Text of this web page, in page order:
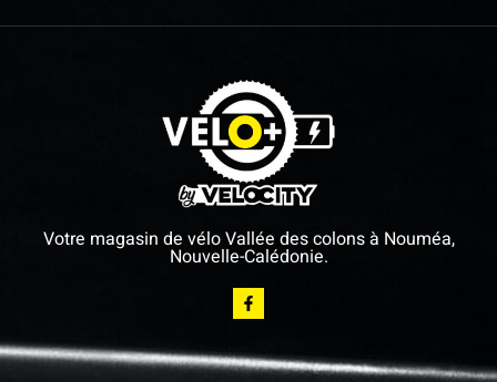
Votre magasin de vélo Vallée des colons à Nouméa,
Nouvelle-Calédonie.